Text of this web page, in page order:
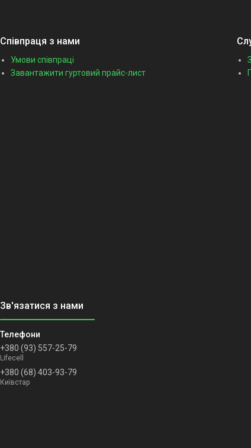
Співпраця з нами
Умови співпраці
Завантажити гуртовий прайс-лист
+380 (93) 557-25-79
Lifecell
+380 (68) 403-93-79
Київстар